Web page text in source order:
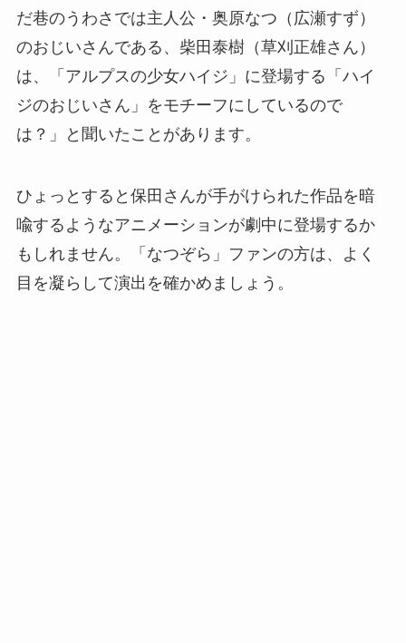
だ巷のうわさでは主人公・奥原なつ（広瀬すず）
のおじいさんである、柴田泰樹（草刈正雄さん）
は、「アルプスの少女ハイジ」に登場する「ハイ
ジのおじいさん」をモチーフにしているので
は？」と聞いたことがあります。
ひょっとすると保田さんが手がけられた作品を暗
喩するようなアニメーションが劇中に登場するか
もしれません。「なつぞら」ファンの方は、よく
目を凝らして演出を確かめましょう。